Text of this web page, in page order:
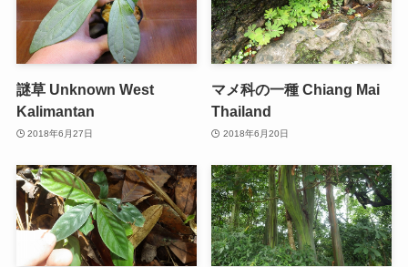
謎草 Unknown West
Kalimantan
2018年6月27日
マメ科の一種 Chiang Mai
Thailand
2018年6月20日